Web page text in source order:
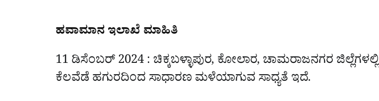
ಹವಾಮಾನ ಇಲಾಖೆ ಮಾಹಿತಿ
11 ಡಿಸೆಂಬರ್ 2024 : ಚಿಕ್ಕಬಳ್ಳಾಪುರ, ಕೋಲಾರ, ಚಾಮರಾಜನಗರ ಜಿಲ್ಲೆಗಳಲ್ಲಿ
ಕೆಲವೆಡೆ ಹಗುರದಿಂದ ಸಾಧಾರಣ ಮಳೆಯಾಗುವ ಸಾಧ್ಯತೆ ಇದೆ.